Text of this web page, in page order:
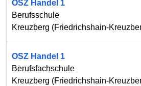
OSZ Handel 1
Berufsschule
Kreuzberg (Friedrichshain-
OSZ Handel 1
Berufsfachschule
Kreuzberg (Friedrichshain-